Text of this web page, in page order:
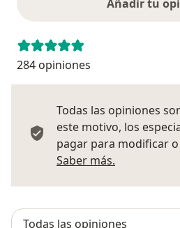
Añadir tu
284 opiniones
Todas las opiniones
este motivo, los
pagar para modificar
Saber más.